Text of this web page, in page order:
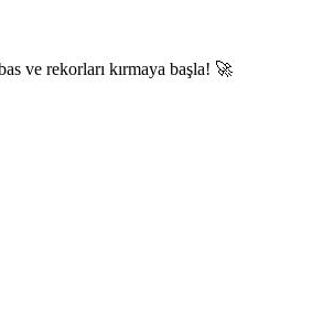
ve rekorları kırmaya başla! 🚀